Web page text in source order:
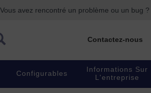
avez rencontré un problème ou un bug ?
Contactez-nous
Configurables
Informations Sur
L'entreprise